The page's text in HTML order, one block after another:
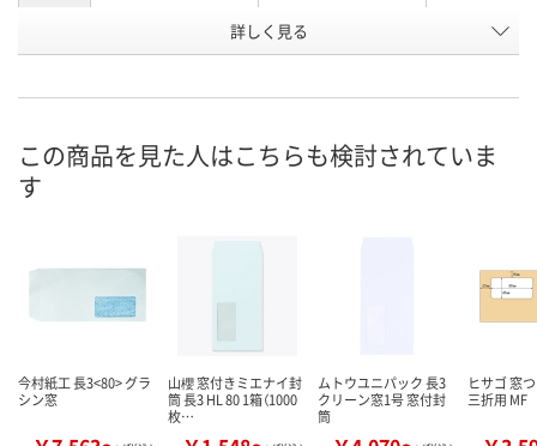
ピンク
号
お届け日
カゴへ カ
詳しく見る
この商品を見た人はこちらも検討されていま
す
今村紙工 長3<80> グラ
シン窓
山櫻 窓付きミエナイ封
筒 長3 HL 80 1箱（1000
枚…
ムトウユニパック 長3
クリーン窓1号 窓付封
筒
ヒサゴ 窓
三折用 MF